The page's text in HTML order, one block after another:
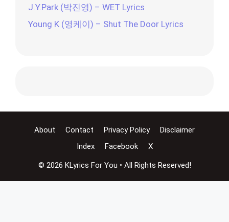
J.Y.Park (박진영) – WET Lyrics
Young K (영케이) – Shut The Door Lyrics
About Contact Privacy Policy
Disclaimer
Index
Facebook X
© 2026 KLyrics For You • All Rights Reserved!